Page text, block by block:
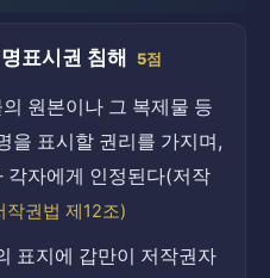
표시권 침해 5점
원본이나 그 복제물 등
을 표시할 권리를 가지며,
각자에게 인정된다(저작
작권법 제12조)
표지에 갑만이 저작권자